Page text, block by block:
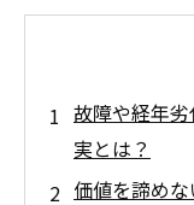
故障や経年
実とは？
価値を諦め